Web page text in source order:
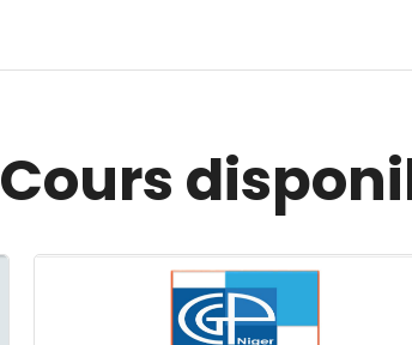
Cours
Image du cours FISCALITE DES